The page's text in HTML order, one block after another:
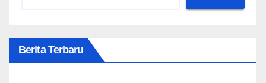
Berita Terbaru